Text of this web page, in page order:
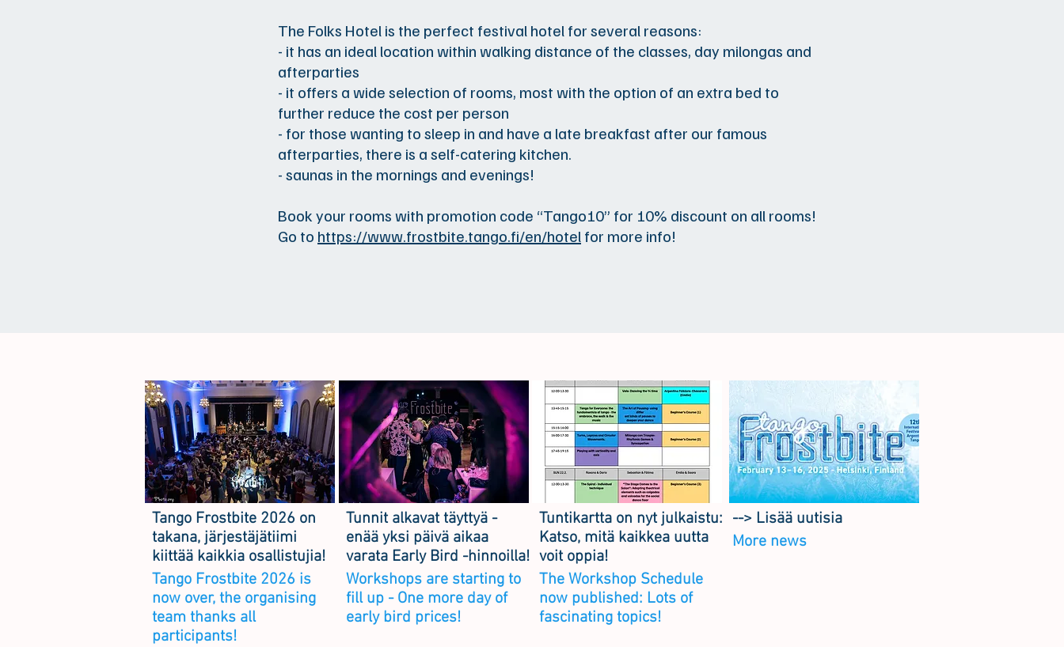
The Folks Hotel is the perfect festival hotel for several reasons:
- it has an ideal location within walking distance of the classes, day milongas and
afterparties
- it offers a wide selection of rooms, most with the option of an extra bed to
further reduce the cost per person
- for those wanting to sleep in and have a late breakfast after our famous
afterparties, there is a self-catering kitchen.
- saunas in the mornings and evenings!
Book your rooms with promotion code “Tango10” for 10% discount on all rooms!
Go to https://www.frostbite.tango.fi/en/hotel for more info!
Tango Frostbite 2026 on
takana, järjestäjätiimi
kiittää kaikkia osallistujia!
Tango Frostbite 2026 is
now over, the organising
team thanks all
participants!
Tunnit alkavat täyttyä -
enää yksi päivä aikaa
varata Early Bird -hinnoilla!
Workshops are starting to
fill up - One more day of
early bird prices!
Tuntikartta on nyt julkaistu:
Katso, mitä kaikkea uutta
voit oppia!
The Workshop Schedule
now published: Lots of
fascinating topics!
--> Lisää uutisia
More news